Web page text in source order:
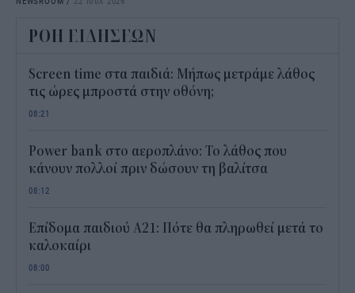
ΡΟΗ ΕΙΔΗΣΕΩΝ
Screen time στα παιδιά: Μήπως μετράμε λάθος
τις ώρες μπροστά στην οθόνη;
08:21
Power bank στο αεροπλάνο: Το λάθος που
κάνουν πολλοί πριν δώσουν τη βαλίτσα
08:12
Επίδομα παιδιού Α21: Πότε θα πληρωθεί μετά το
καλοκαίρι
08:00